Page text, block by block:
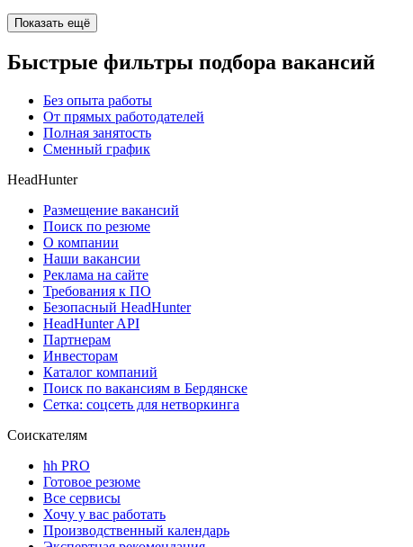
Показать ещё
Быстрые фильтры подбора вакансий
Без опыта работы
От прямых работодателей
Полная занятость
Сменный график
HeadHunter
Размещение вакансий
Поиск по резюме
О компании
Наши вакансии
Реклама на сайте
Требования к ПО
Безопасный HeadHunter
HeadHunter API
Партнерам
Инвесторам
Каталог компаний
Поиск по вакансиям в Бердянске
Сетка: соцсеть для нетворкинга
Соискателям
hh PRO
Готовое резюме
Все сервисы
Хочу у вас работать
Производственный календарь